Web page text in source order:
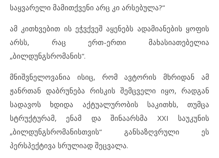
საყვარელი მამითქვენი არც კი არსებულა?“
ამ კითხვებით ის ეჭვქვეშ აყენებს ადამიანების ყოფის
არსს, რაც ერთ-ერთი მახასიათებელია
„ბილდუნგსრომანის“.
მნიშვნელოვანია ისიც, რომ ავტორის მხრიდან ამ
ჟანრთან დაბრუნება რისკის შემცველი იყო, რადგან
სადავოს ხდიდა აქტუალურობის საკითხს, თუმცა
სტრუქტურამ, ენამ და შინაარსმა XXI საუკუნის
„ბილდუნგსრომანისთვის“ განსაზღვრული ეს
პერსპექტივა სრულიად შეცვალა.